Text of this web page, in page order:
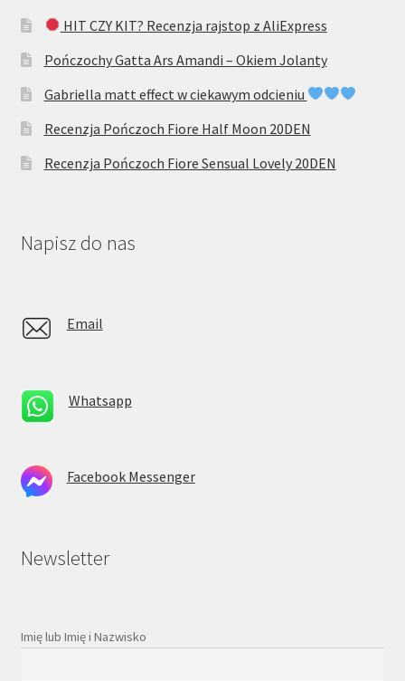
HIT CZY KIT? Recenzja rajstop z AliExpress
Pończochy Gatta Ars Amandi – Okiem Jolanty
Gabriella matt effect w ciekawym odcieniu
Recenzja Pończoch Fiore Half Moon 20DEN
Recenzja Pończoch Fiore Sensual Lovely 20DEN
Napisz do nas
Email
Whatsapp
Facebook Messenger
Newsletter
Imię lub Imię i Nazwisko